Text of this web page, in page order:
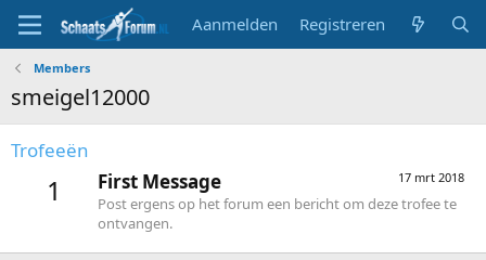
Aanmelden Registreren
Members
smeigel12000
Trofeeën
1 17 mrt 2018
First Message
Post ergens op het forum een bericht om deze trofee te
ontvangen.